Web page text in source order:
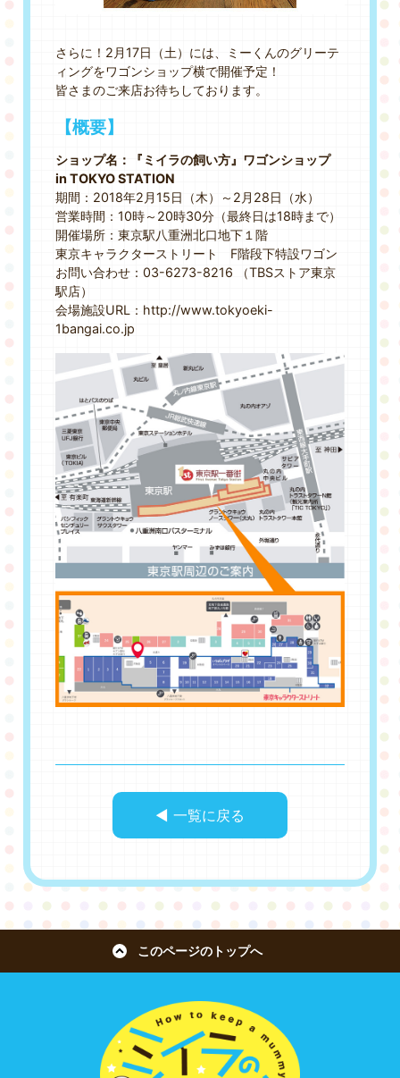
さらに！2月17日（土）には、ミーくんのグリーテ
ィングをワゴンショップ横で開催予定！
皆さまのご来店お待ちしております。
【概要】
ショップ名：『ミイラの飼い方』ワゴンショップ
in TOKYO STATION
期間：2018年2月15日（木）～2月28日（水）
営業時間：10時～20時30分（最終日は18時まで）
開催場所：東京駅八重洲北口地下１階
東京キャラクターストリート F階段下特設ワゴン
お問い合わせ：03-6273-8216 （TBSストア東京
駅店）
会場施設URL：http://www.tokyoeki-
1bangai.co.jp
◀︎ 一覧に戻る
このページのトップへ